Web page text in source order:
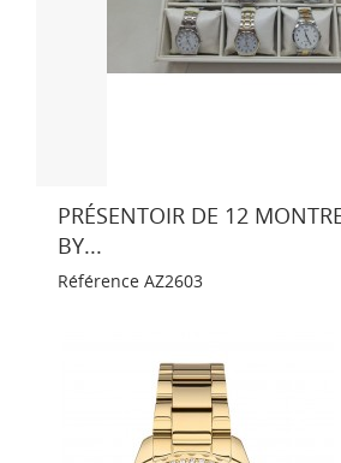
PRÉSENTOIR DE 12
BY...
Référence AZ2603